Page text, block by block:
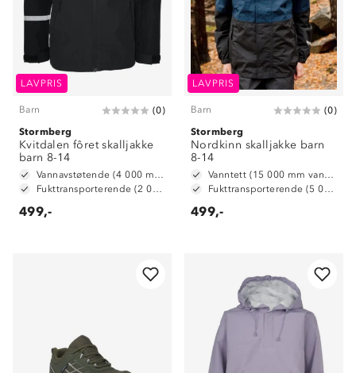
LAVPRIS
Barn (0)
Stormberg
Kvitdalen fôret skalljakke
barn 8-14
Vannavstøtende (4 000 mm vannsøyle)
Fukttransporterende (2 000 g/m2/24t)
499,-
LAVPRIS
Barn (0)
Stormberg
Nordkinn skalljakke barn
8-14
Vanntett (15 000 mm vannsøyle)
Fukttransporterende (5 000 g/m2/24t)
499,-